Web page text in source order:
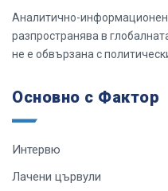
Аналитично-информационен
разпространява в
не е обвързана с
Основно с Фактор
Интервю
Лачени цървули